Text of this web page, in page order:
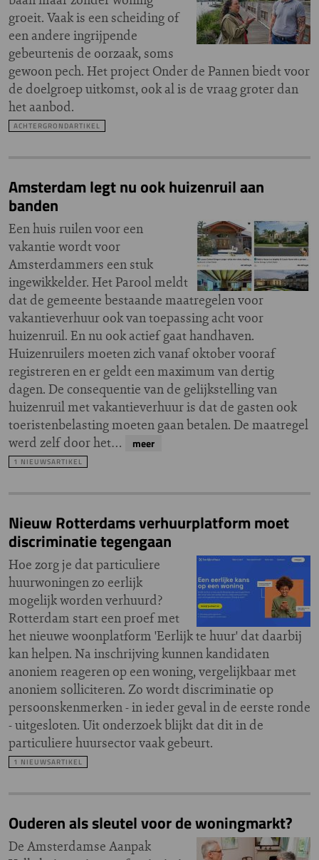
groeit. Vaak is een scheiding of
een andere ingrijpende
gebeurtenis de oorzaak, soms
gewoon pech. Het project Onder de Pannen biedt voor
de doelgroep uitkomst, ook al is de vraag groter dan
het aanbod.
ACHTERGRONDARTIKEL
Amsterdam legt nu ook huizenruil aan
banden
Een huis ruilen voor een
vakantie wordt voor
Amsterdammers een stuk
ingewikkelder. Het Parool meldt
dat de gemeente bestaande maatregelen voor
vakantieverhuur ook van toepassing acht voor
huizenruil. En nu ook actief gaat handhaven.
Huizenruilers moeten zich vanaf oktober vooraf
registreren en er geldt een maximum van dertig
dagen. De consequentie van de gelijkstelling van
huizenruil met vakantieverhuur is dat de gasten ook
toeristenbelasting moeten gaan betalen. De maatregel
werd zelf door het…
meer
1 NIEUWSARTIKEL
Nieuw Rotterdams verhuurplatform moet
discriminatie tegengaan
Hoe zorg je dat particuliere
huurwoningen zo eerlijk
mogelijk worden verhuurd?
Rotterdam start een proef met
het nieuwe woonplatform 'Eerlijk te huur' dat daarbij
kan helpen. Na inschrijving kunnen kandidaten
anoniem reageren op een woning, vergelijkbaar met
anoniem solliciteren. Zo wordt discriminatie op
persoonskenmerken - in ieder geval in de eerste ronde
- uitgesloten. Uit onderzoek blijkt dat dit in de
particuliere huursector vaak gebeurt.
1 NIEUWSARTIKEL
Ouderen als sleutel voor de woningmarkt?
De Amsterdamse Aanpak